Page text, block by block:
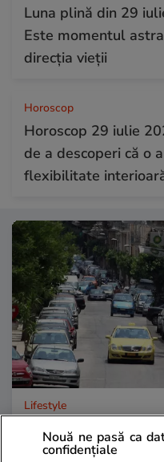
Luna plină din 29
Este momentul
direcția vieții
Horoscop
Horoscop 29 iulie
de a descoperi că o
flexibilitate
Lifestyle
Amendă de 350 de
șoferii care lasă
Nouă ne pasă ca
confidențiale